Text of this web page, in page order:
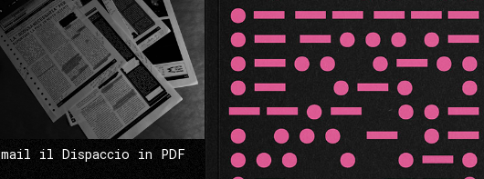
il Dispaccio in PDF